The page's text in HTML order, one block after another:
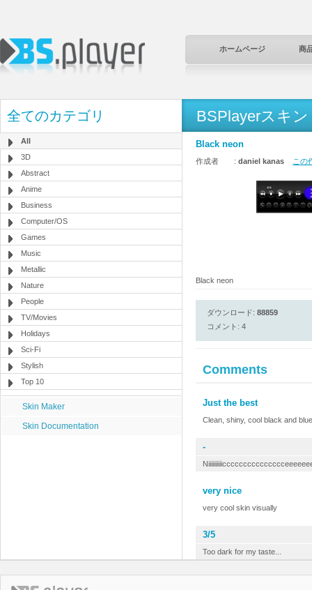
ホームページ 商
全てのカテゴリ
All
3D
Abstract
Anime
Business
Computer/OS
Games
Music
Metallic
Nature
People
TV/Movies
Holidays
Sci-Fi
Stylish
Top 10
Skin Maker
Skin Documentation
BSPlayerスキン
Black neon
作成者 : daniel kanas この
Black neon
ダウンロード: 88859
コメント: 4
Comments
Just the best
Clean, shiny, cool black and
-
very nice
very cool skin visually
3/5
Too dark for my taste...